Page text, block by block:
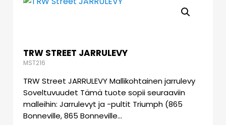
TRW STREET JARRULEVY
MST216
TRW Street JARRULEVY Mallikohtainen jarrulevy
Soveltuvuudet Tämä tuote sopii seuraaviin
malleihin: Jarrulevyt ja -pultit Triumph (865
Bonneville, 865 Bonneville…